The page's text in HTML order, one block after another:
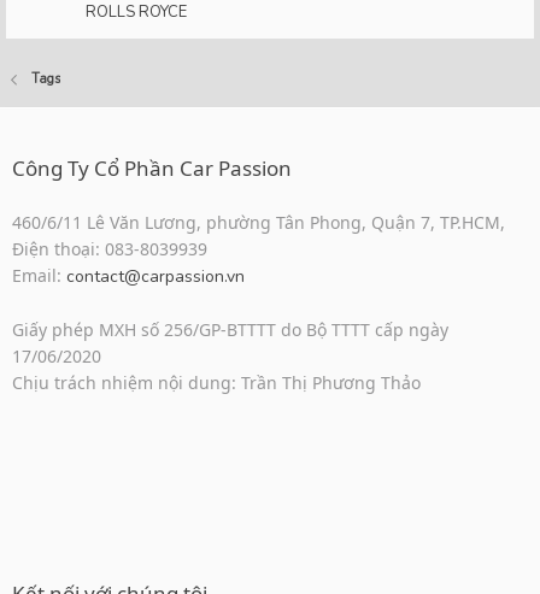
ROLLS ROYCE
Tags
Công Ty Cổ Phần Car Passion
460/6/11 Lê Văn Lương, phường Tân Phong, Quận 7, TP.HCM,
Điện thoại: 083-8039939
Email: contact@carpassion.vn
Giấy phép MXH số 256/GP-BTTTT do Bộ TTTT cấp ngày
17/06/2020
Chịu trách nhiệm nội dung: Trần Thị Phương Thảo